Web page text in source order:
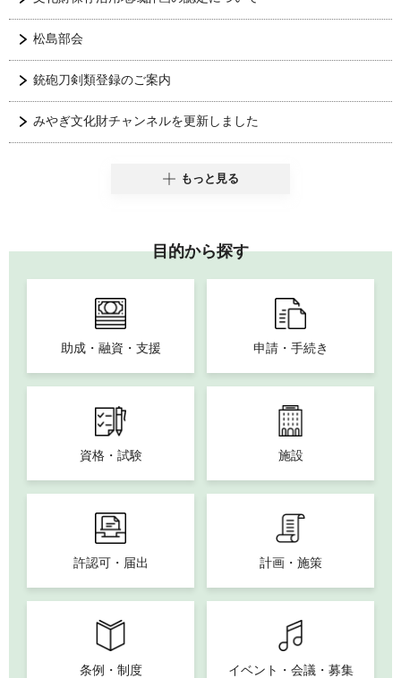
松島部会
銃砲刀剣類登録のご案内
みやぎ文化財チャンネルを更新しました
もっと見る
目的から探す
助成・融資・支援 申請・手続き
資格・試験 施設
許認可・届出 計画・施策
条例・制度 イベント・会議・募集